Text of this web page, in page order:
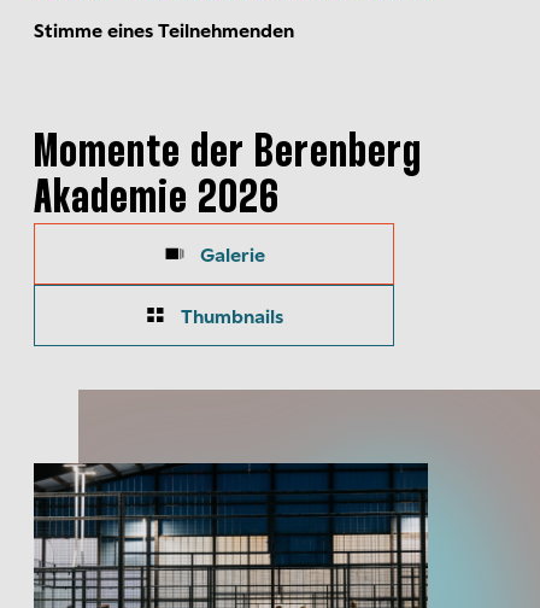
Stimme eines Teilnehmenden
Momente der Berenberg
Akademie 2026
Galerie
Thumbnails